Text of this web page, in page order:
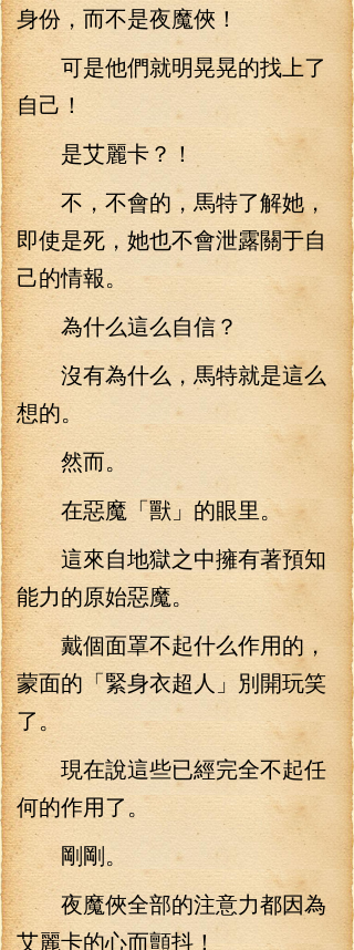
身份，而不是夜魔俠！
可是他們就明晃晃的找上了
自己！
是艾麗卡？！
不，不會的，馬特了解她，
即使是死，她也不會泄露關于自
己的情報。
為什么這么自信？
沒有為什么，馬特就是這么
想的。
然而。
在惡魔「獸」的眼里。
這來自地獄之中擁有著預知
能力的原始惡魔。
戴個面罩不起什么作用的，
蒙面的「緊身衣超人」別開玩笑
了。
現在說這些已經完全不起任
何的作用了。
剛剛。
夜魔俠全部的注意力都因為
艾麗卡的心而顫抖！